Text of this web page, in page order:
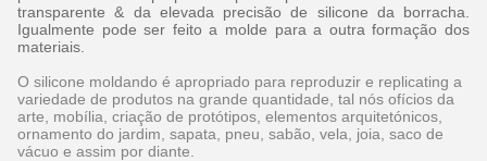
transparente & da elevada precisão de silicone da borracha.
Igualmente pode ser feito a molde para a outra formação dos
materiais.
O silicone moldando é apropriado para reproduzir e replicating a
variedade de produtos na grande quantidade, tal nós ofícios da
arte, mobília, criação de protótipos, elementos arquitetónicos,
ornamento do jardim, sapata, pneu, sabão, vela, joia, saco de
vácuo e assim por diante.